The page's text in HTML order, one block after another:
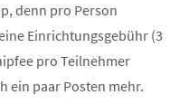
denn pro Person
Einrichtungsgebühr (3
pro Teilnehmer
ein paar Posten mehr.